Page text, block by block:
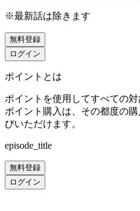
※最新話は除きます
無料登録
ログイン
ポイントとは
ポイントを使用してすべての
ポイント購入は、その都度の
びいただけます。
episode_title
無料登録
ログイン